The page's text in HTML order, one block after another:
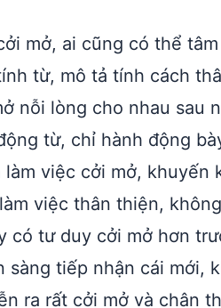
mở, ai cũng có thể tâm
từ, mô tả tính cách
nỗi lòng cho nhau sau
từ, chỉ hành động
làm việc cởi mở, khuyến
việc thân thiện,
có tư duy cởi mở hơn
sàng tiếp nhận cái mới,
ra rất cởi mở và chân